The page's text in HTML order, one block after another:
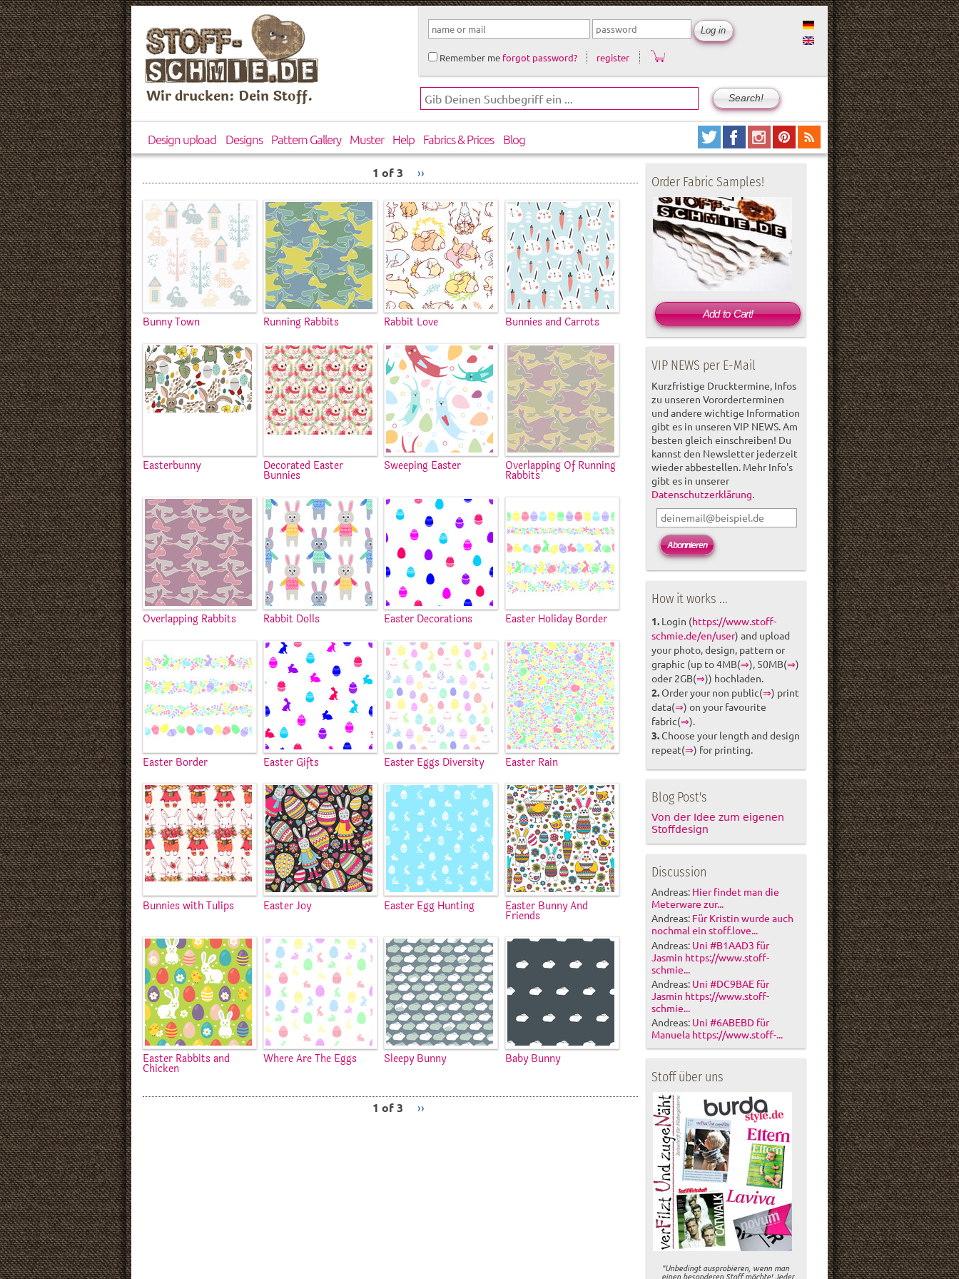
Wir drucken: Dein Stoff.
Remember me forgot password? register
Design upload Designs Pattern Gallery Muster Help Fabrics & Prices Blog
1 of 3 ››
Bunny Town Running Rabbits Rabbit Love Bunnies and Carrots
Easterbunny Decorated Easter
Bunnies
Sweeping Easter Overlapping Of Running
Rabbits
Overlapping Rabbits Rabbit Dolls Easter Decorations Easter Holiday Border
Easter Border Easter Gifts Easter Eggs Diversity Easter Rain
Bunnies with Tulips Easter Joy Easter Egg Hunting Easter Bunny And
Friends
Easter Rabbits and
Chicken
Where Are The Eggs Sleepy Bunny Baby Bunny
1 of 3 ››
Order Fabric Samples!
Add to Cart!
VIP NEWS per E-Mail
Kurzfristige Drucktermine, Infos
zu unseren Vororderterminen
und andere wichtige Information
gibt es in unseren VIP NEWS. Am
besten gleich einschreiben! Du
kannst den Newsletter jederzeit
wieder abbestellen. Mehr Info's
gibt es in unserer
Datenschutzerklärung
How it works ...
1. Login (https://www.stoff-
schmie.de/en/user) and upload
your photo, design, pattern or
graphic (up to 4MB(⇒), 50MB(⇒)
oder 2GB(⇒)) hochladen.
2.Order your non public(⇒) print
data(⇒) on your favourite
fabric(⇒).
3.Choose your length and design
repeat(⇒) for printing.
Blog Post's
Von der Idee zum eigenen
Stoffdesign
Discussion
Andreas: Hier findet man die
Meterware zur...
Andreas: Für Kristin wurde auch
nochmal ein stoff.love...
Andreas: Uni #B1AAD3 für
Jasmin https://www.stoff-
schmie...
Andreas: Uni #DC9BAE für
Jasmin https://www.stoff-
schmie...
Andreas: Uni #6ABEBD für
Manuela https://www.stoff-...
Stoff über uns
"Unbedingt ausprobieren, wenn man
einen besonderen Stoff möchte! Jeder